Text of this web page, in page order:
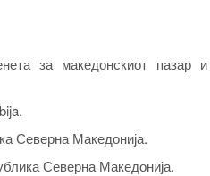
за македонскиот пазар
Северна Македонија.
Северна Македонија.